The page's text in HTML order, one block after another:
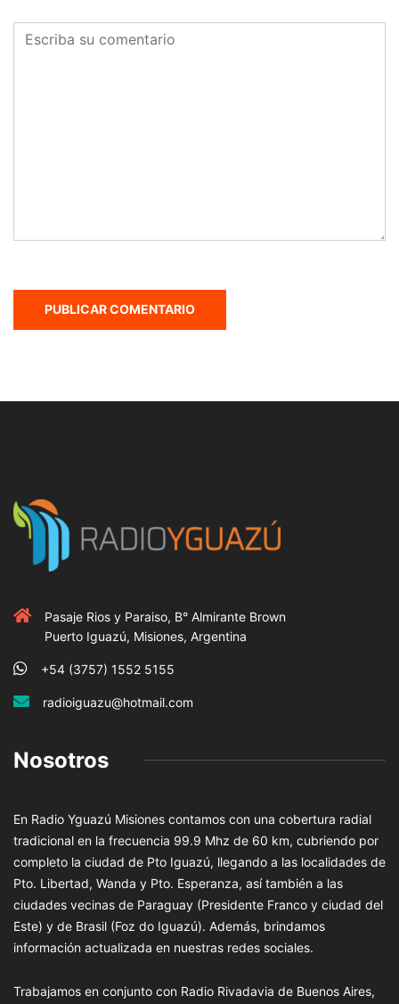
Pasaje Rios y Paraiso, B° Almirante Brown
Puerto Iguazú, Misiones, Argentina
+54 (3757) 1552 5155
radioiguazu@hotmail.com
Nosotros
En Radio Yguazú Misiones contamos con una cobertura radial
tradicional en la frecuencia 99.9 Mhz de 60 km, cubriendo por
completo la ciudad de Pto Iguazú, llegando a las localidades de
Pto. Libertad, Wanda y Pto. Esperanza, así también a las
ciudades vecinas de Paraguay (Presidente Franco y ciudad del
Este) y de Brasil (Foz do Iguazú). Además, brindamos
información actualizada en nuestras redes sociales.
Trabajamos en conjunto con Radio Rivadavia de Buenos Aires,